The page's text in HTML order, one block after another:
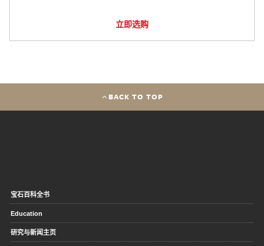
立即选购
BACK TO TOP
宝石百科全书
Education
研究与新闻主页